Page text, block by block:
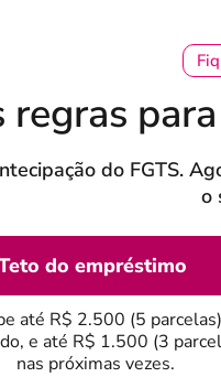
regras
do FGTS.
o
do empréstimo
até R$ 2.500 (5
e até R$ 1.500 (3
nas próximas vezes.